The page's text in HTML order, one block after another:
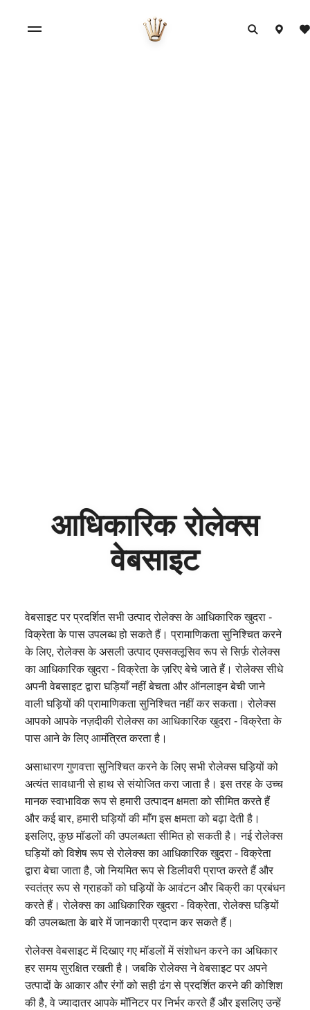
आधिकारिक रोलेक्स
वेबसाइट
वेबसाइट पर प्रदर्शित सभी उत्पाद रोलेक्स के आधिकारिक खुदरा -
विक्रेता के पास उपलब्ध हो सकते हैं। प्रामाणिकता सुनिश्चित करने
के लिए, रोलेक्स के असली उत्पाद एक्सक्लूसिव रूप से सिर्फ़ रोलेक्स
का आधिकारिक खुदरा - विक्रेता के ज़रिए बेचे जाते हैं। रोलेक्स सीधे
अपनी वेबसाइट द्वारा घड़ियाँ नहीं बेचता और ऑनलाइन बेची जाने
वाली घड़ियों की प्रामाणिकता सुनिश्चित नहीं कर सकता। रोलेक्स
आपको आपके नज़दीकी रोलेक्स का आधिकारिक खुदरा - विक्रेता के
पास आने के लिए आमंत्रित करता है।
असाधारण गुणवत्ता सुनिश्चित करने के लिए सभी रोलेक्स घड़ियों को
अत्यंत सावधानी से हाथ से संयोजित करा जाता है। इस तरह के उच्च
मानक स्वाभाविक रूप से हमारी उत्पादन क्षमता को सीमित करते हैं
और कई बार, हमारी घड़ियों की माँग इस क्षमता को बढ़ा देती है।
इसलिए, कुछ मॉडलों की उपलब्धता सीमित हो सकती है। नई रोलेक्स
घड़ियों को विशेष रूप से रोलेक्स का आधिकारिक खुदरा - विक्रेता
द्वारा बेचा जाता है, जो नियमित रूप से डिलीवरी प्राप्त करते हैं और
स्वतंत्र रूप से ग्राहकों को घड़ियों के आवंटन और बिक्री का प्रबंधन
करते हैं। रोलेक्स का आधिकारिक खुदरा - विक्रेता, रोलेक्स घड़ियों
की उपलब्धता के बारे में जानकारी प्रदान कर सकते हैं।
रोलेक्स वेबसाइट में दिखाए गए मॉडलों में संशोधन करने का अधिकार
हर समय सुरक्षित रखती है। जबकि रोलेक्स ने वेबसाइट पर अपने
उत्पादों के आकार और रंगों को सही ढंग से प्रदर्शित करने की कोशिश
की है, वे ज्यादातर आपके मॉनिटर पर निर्भर करते हैं और इसलिए उन्हें